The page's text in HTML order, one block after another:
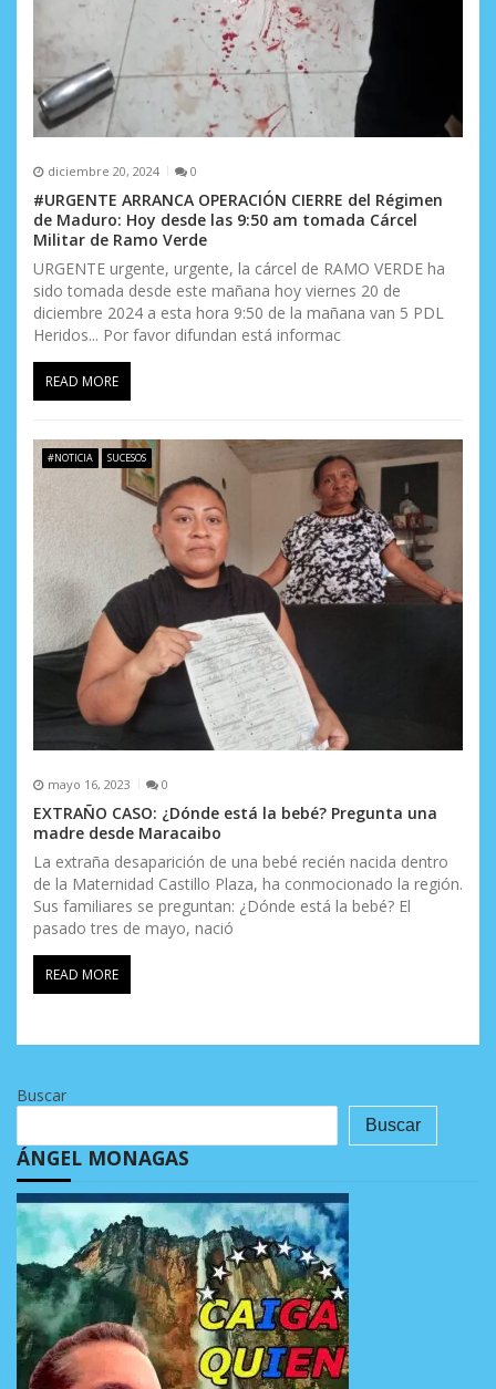
diciembre 20, 2024 0
#URGENTE ARRANCA OPERACIÓN CIERRE del Régimen
de Maduro: Hoy desde las 9:50 am tomada Cárcel
Militar de Ramo Verde
URGENTE urgente, urgente, la cárcel de RAMO VERDE ha
sido tomada desde este mañana hoy viernes 20 de
diciembre 2024 a esta hora 9:50 de la mañana van 5 PDL
Heridos... Por favor difundan está informac
READ MORE
#NOTICIA SUCESOS
mayo 16, 2023 0
EXTRAÑO CASO: ¿Dónde está la bebé? Pregunta una
madre desde Maracaibo
La extraña desaparición de una bebé recién nacida dentro
de la Maternidad Castillo Plaza, ha conmocionado la región.
Sus familiares se preguntan: ¿Dónde está la bebé? El
pasado tres de mayo, nació
READ MORE
Buscar
Buscar
ÁNGEL MONAGAS